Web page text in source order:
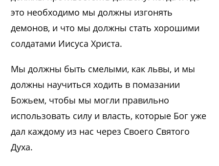
это необходимо мы должны изгонять
демонов, и что мы должны стать хорошими
солдатами Иисуса Христа.
Мы должны быть смелыми, как львы, и мы
должны научиться ходить в помазании
Божьем, чтобы мы могли правильно
использовать силу и власть, которые Бог уже
дал каждому из нас через Своего Святого
Духа.